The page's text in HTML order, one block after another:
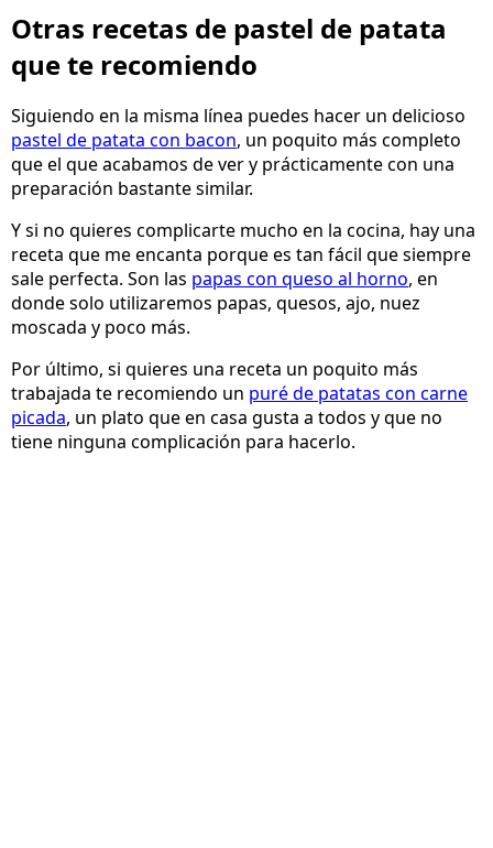
Otras recetas de pastel de patata
que te recomiendo
Siguiendo en la misma línea puedes hacer un delicioso
pastel de patata con bacon, un poquito más completo
que el que acabamos de ver y prácticamente con una
preparación bastante similar.
Y si no quieres complicarte mucho en la cocina, hay una
receta que me encanta porque es tan fácil que siempre
sale perfecta. Son las papas con queso al horno, en
donde solo utilizaremos papas, quesos, ajo, nuez
moscada y poco más.
Por último, si quieres una receta un poquito más
trabajada te recomiendo un puré de patatas con carne
picada, un plato que en casa gusta a todos y que no
tiene ninguna complicación para hacerlo.